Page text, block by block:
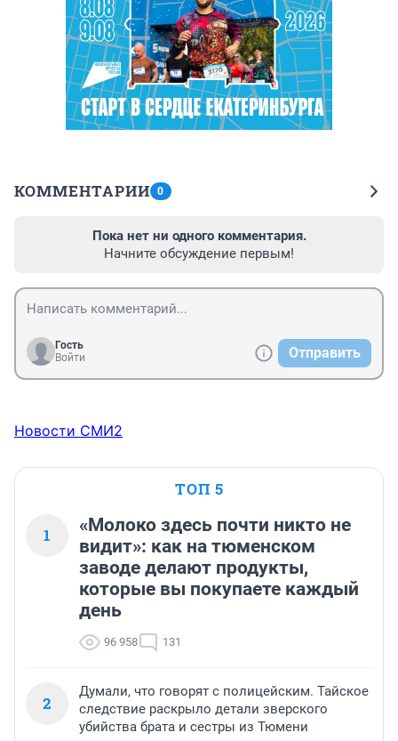
КОММЕНТАРИИ 0
Пока нет ни одного комментария.
Начните обсуждение первым!
Гость
Войти
Отправить
Новости СМИ2
ТОП 5
1
«Молоко здесь почти никто не
видит»: как на тюменском
заводе делают продукты,
которые вы покупаете каждый
день
96 958 131
2
Думали, что говорят с полицейским. Тайское
следствие раскрыло детали зверского
убийства брата и сестры из Тюмени